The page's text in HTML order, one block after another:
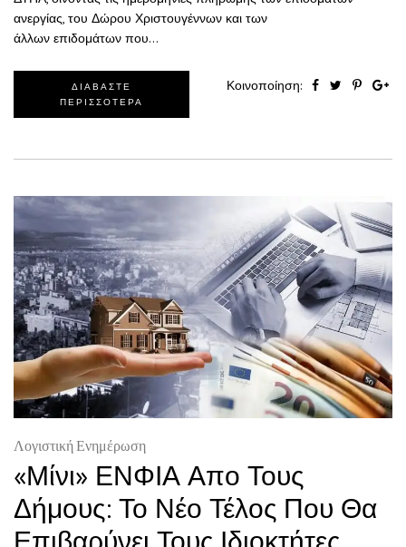
ανεργίας, του Δώρου Χριστουγέννων και των
άλλων επιδομάτων που…
ΔΙΑΒΑΣΤΕ
ΠΕΡΙΣΣΟΤΕΡΑ
Κοινοποίηση:
Λογιστική Ενημέρωση
«Μίνι» ΕΝΦΙΑ Απο Τους
Δήμους: Το Νέο Τέλος Που Θα